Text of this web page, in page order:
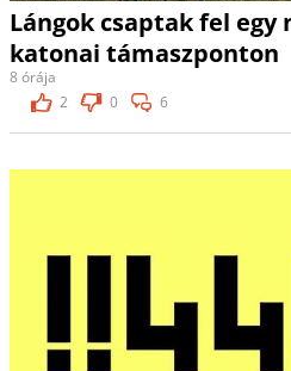
Lángok csaptak fel egy
katonai támaszponton
8 órája
2
0 6